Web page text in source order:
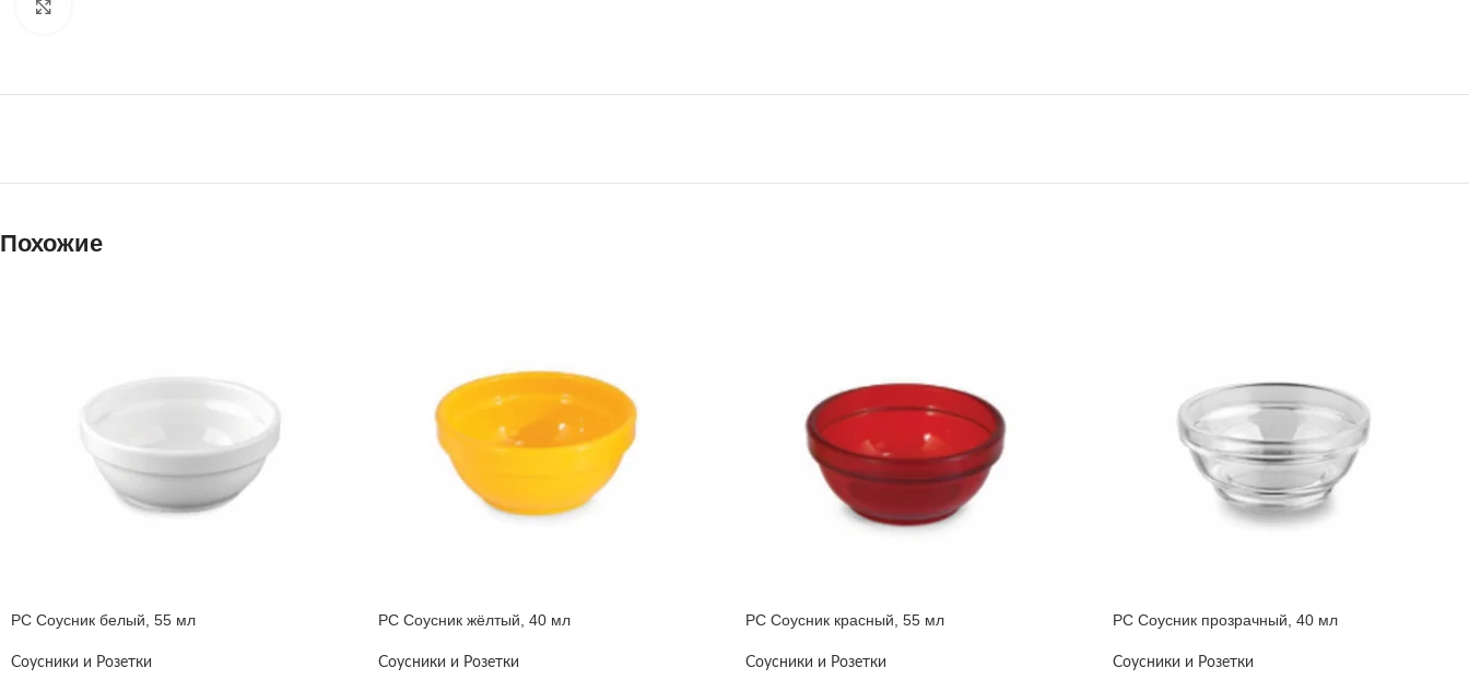
Похожие
PC Соусник белый, 55 мл
Соусники и Розетки
PC Соусник жёлтый, 40 мл
Соусники и Розетки
PC Соусник красный, 55 мл
Соусники и Розетки
PC Соусник прозрачный, 40 мл
Соусники и Розетки